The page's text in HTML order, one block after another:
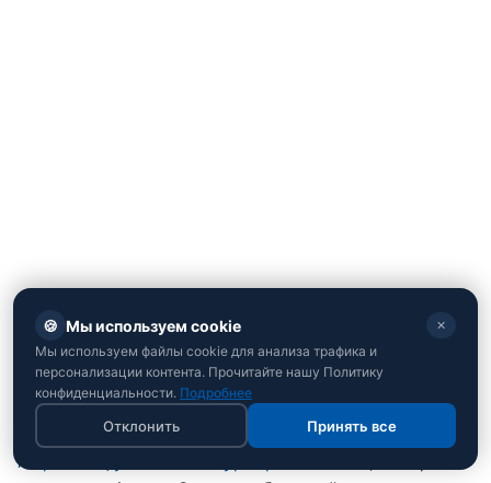
Мировой футбольный турнир
🍪 Мы используем cookie ✕
Мы используем файлы cookie для анализа трафика и
персонализации контента. Прочитайте нашу Политику
конфиденциальности. Подробнее
Отклонить Принять все